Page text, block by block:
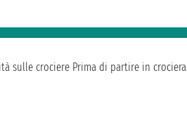
sulle crociere Prima di partire in crociera